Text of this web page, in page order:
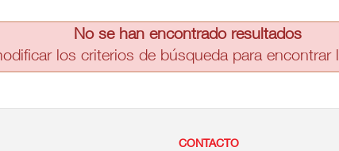
No se han encontrado resultados
los criterios de búsqueda para
CONTACTO